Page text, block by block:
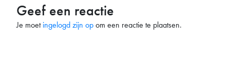
Geef een reactie
Je moetingelogd zijn opom een reactie te plaatsen.